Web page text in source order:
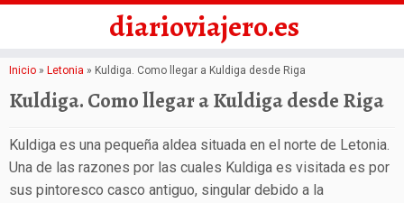
Saltar
al
contenido
diarioviajero.es
Inicio » Letonia » Kuldiga. Como llegar a Kuldiga desde Riga
Kuldiga. Como llegar a Kuldiga desde Riga
Kuldiga es una pequeña aldea situada en el norte de Letonia.
Una de las razones por las cuales Kuldiga es visitada es por
sus pintoresco casco antiguo, singular debido a la